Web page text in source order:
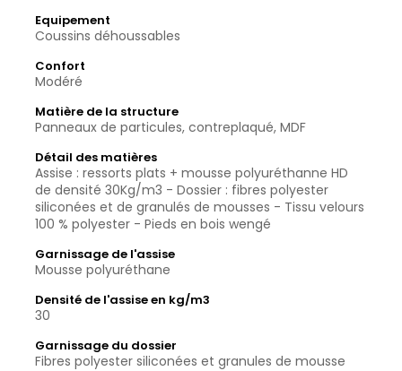
Equipement
Coussins déhoussables
Confort
Modéré
Matière de la structure
Panneaux de particules, contreplaqué, MDF
Détail des matières
Assise : ressorts plats + mousse polyuréthanne HD
de densité 30Kg/m3 - Dossier : fibres polyester
siliconées et de granulés de mousses - Tissu velours
100 % polyester - Pieds en bois wengé
Garnissage de l'assise
Mousse polyuréthane
Densité de l'assise en kg/m3
30
Garnissage du dossier
Fibres polyester siliconées et granules de mousse